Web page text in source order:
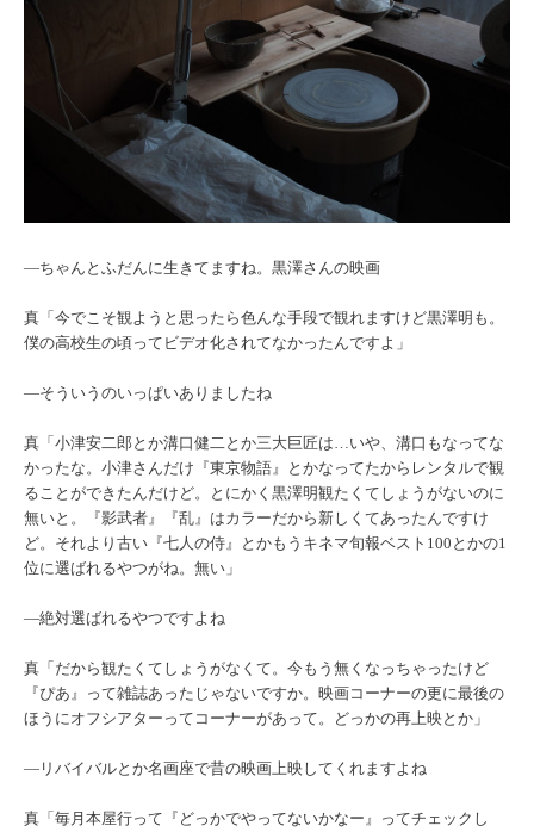
―ちゃんとふだんに生きてますね。黒澤さんの映画
真「今でこそ観ようと思ったら色んな手段で観れますけど黒澤明も。
僕の高校生の頃ってビデオ化されてなかったんですよ」
―そういうのいっぱいありましたね
真「小津安二郎とか溝口健二とか三大巨匠は…いや、溝口もなってな
かったな。小津さんだけ『東京物語』とかなってたからレンタルで観
ることができたんだけど。とにかく黒澤明観たくてしょうがないのに
無いと。『影武者』『乱』はカラーだから新しくてあったんですけ
ど。それより古い『七人の侍』とかもうキネマ旬報ベスト100とかの1
位に選ばれるやつがね。無い」
―絶対選ばれるやつですよね
真「だから観たくてしょうがなくて。今もう無くなっちゃったけど
『ぴあ』って雑誌あったじゃないですか。 映画コーナーの更に最後の
ほうにオフシアターってコーナーがあって。どっかの再上映とか」
―リバイバルとか名画座で昔の映画上映してくれますよね
真「毎月本屋行って『どっかでやってないかなー』ってチェックし